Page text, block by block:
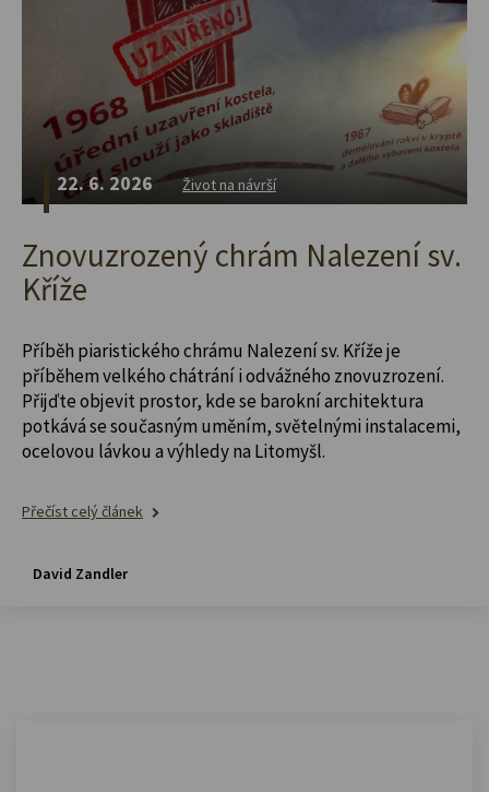
22. 6. 2026 Život na návrší
Znovuzrozený chrám Nalezení sv.
Kříže
Příběh piaristického chrámu Nalezení sv. Kříže je
příběhem velkého chátrání i odvážného znovuzrození.
Přijďte objevit prostor, kde se barokní architektura
potkává se současným uměním, světelnými instalacemi,
ocelovou lávkou a výhledy na Litomyšl.
Přečíst celý článek
David Zandler